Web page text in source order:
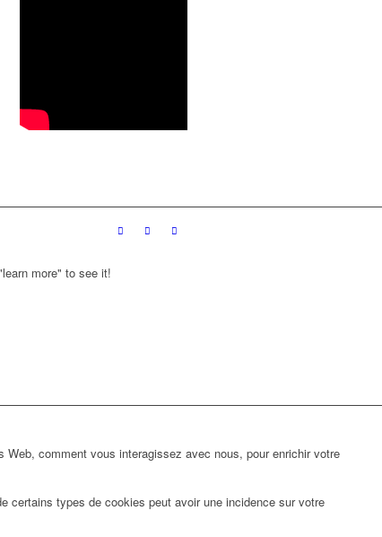
more" to see it!
comment vous interagissez avec nous, pour enrichir votre
certains types de cookies peut avoir une incidence sur votre